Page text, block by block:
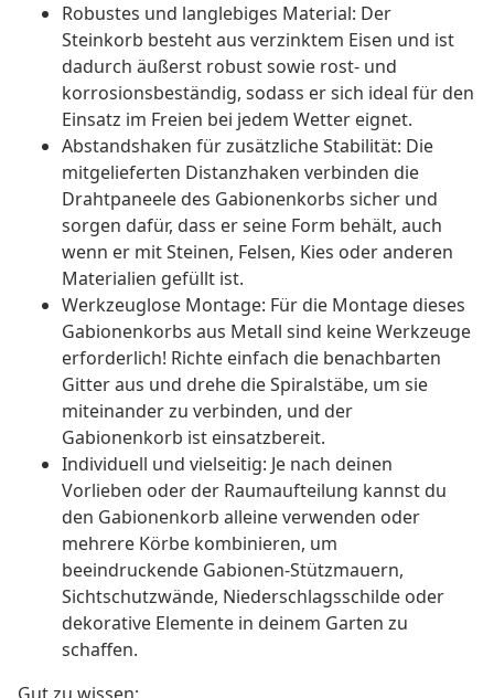
Robustes und langlebiges Material: Der
Steinkorb besteht aus verzinktem Eisen und ist
dadurch äußerst robust sowie rost- und
korrosionsbeständig, sodass er sich ideal für den
Einsatz im Freien bei jedem Wetter eignet.
Abstandshaken für zusätzliche Stabilität: Die
mitgelieferten Distanzhaken verbinden die
Drahtpaneele des Gabionenkorbs sicher und
sorgen dafür, dass er seine Form behält, auch
wenn er mit Steinen, Felsen, Kies oder anderen
Materialien gefüllt ist.
Werkzeuglose Montage: Für die Montage dieses
Gabionenkorbs aus Metall sind keine Werkzeuge
erforderlich! Richte einfach die benachbarten
Gitter aus und drehe die Spiralstäbe, um sie
miteinander zu verbinden, und der
Gabionenkorb ist einsatzbereit.
Individuell und vielseitig: Je nach deinen
Vorlieben oder der Raumaufteilung kannst du
den Gabionenkorb alleine verwenden oder
mehrere Körbe kombinieren, um
beeindruckende Gabionen-Stützmauern,
Sichtschutzwände, Niederschlagsschilde oder
dekorative Elemente in deinem Garten zu
schaffen.